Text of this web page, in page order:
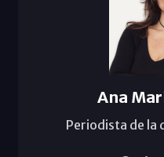
Ana
Periodista de la